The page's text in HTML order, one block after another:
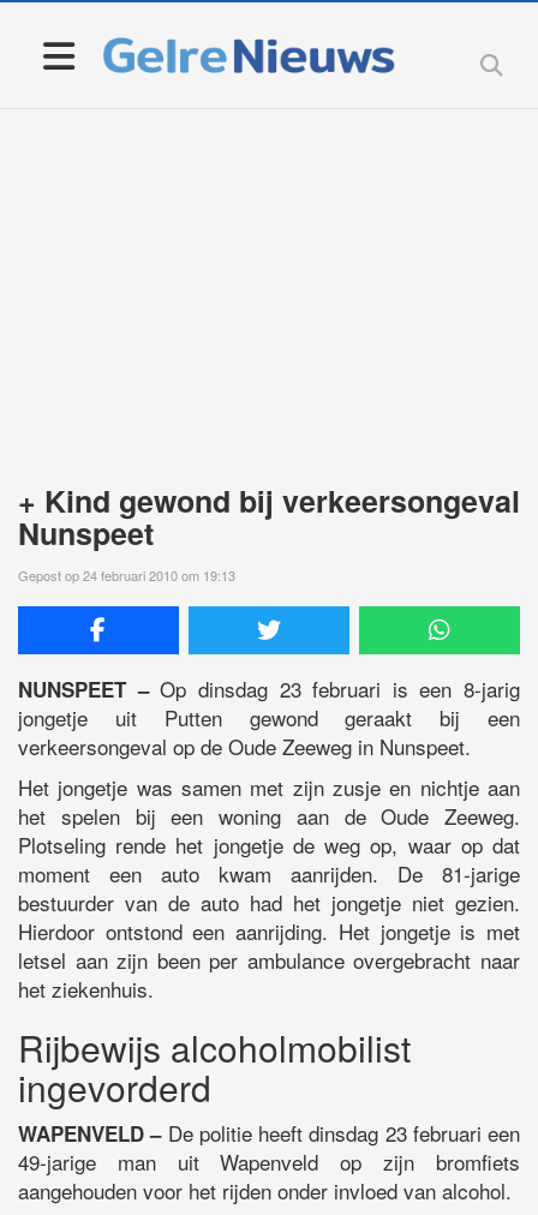
+ Kind gewond bij verkeersongeval
Nunspeet
Gepost op 24 februari 2010 om 19:13
NUNSPEET –Op dinsdag 23 februari is een 8-jarig
jongetje uit Putten gewond geraakt bij een
verkeersongeval op de Oude Zeeweg in Nunspeet.
Het jongetje was samen met zijn zusje en nichtje aan
het spelen bij een woning aan de Oude Zeeweg.
Plotseling rende het jongetje de weg op, waar op dat
moment een auto kwam aanrijden. De 81-jarige
bestuurder van de auto had het jongetje niet gezien.
Hierdoor ontstond een aanrijding. Het jongetje is met
letsel aan zijn been per ambulance overgebracht naar
het ziekenhuis.
Rijbewijs alcoholmobilist
ingevorderd
WAPENVELD –De politie heeft dinsdag 23 februari een
49-jarige man uit Wapenveld op zijn bromfiets
aangehouden voor het rijden onder invloed van alcohol.